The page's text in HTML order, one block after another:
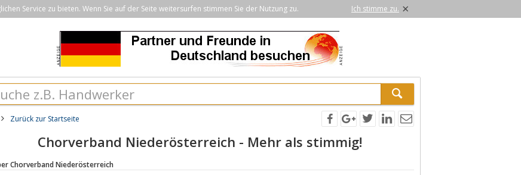
Service zu bieten. Wenn Sie auf der Seite weitersurfen stimmen Sie der Nutzung zu. Ich stimme zu. ×
Zurück zur Startseite
Chorverband Niederösterreich - Mehr als stimmig!
Chorverband Niederösterreich